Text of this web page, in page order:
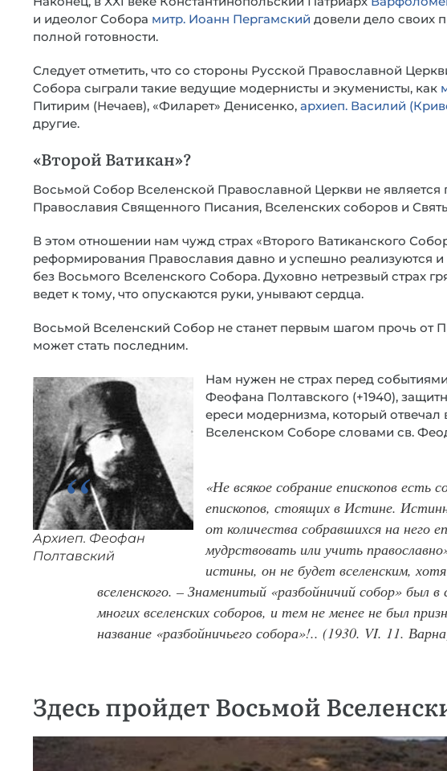
и идеолог Собора митр. Иоанн Пергамский довели дело своих
полной готовности.
Следует отметить, что со стороны Русской Православной
Собора сыграли такие ведущие модернисты и экуменисты, как
Питирим (Нечаев), «Филарет» Денисенко, архиеп. Василий
другие.
«Второй Ватикан»?
Восьмой Собор Вселенской Православной Церкви не
Православия Священного Писания, Вселенских соборов и
В этом отношении нам чужд страх «Второго Ватиканского
реформирования Православия давно и успешно реализуются и
без Восьмого Вселенского Собора. Духовно нетрезвый страх
ведет к тому, что опускаются руки, унывают сердца.
Восьмой Вселенский Собор не станет первым шагом прочь от
может стать последним.
Архиеп. Феофан
Полтавский
Нам нужен не страх перед
Феофана Полтавского (+1940),
ереси модернизма, который отвечал
Вселенском Соборе словами св.
«Не всякое собрание епископов есть
епископов, стоящих в Истине.
от количества собравшихся на него
мудрствовать или учить
истины, он не будет вселенским,
вселенского. – Знаменитый «разбойничий собор» был в
многих вселенских соборов, и тем не менее не был
название «разбойничьего собора»!.. (1930. VI. 11.
Здесь пройдет Восьмой